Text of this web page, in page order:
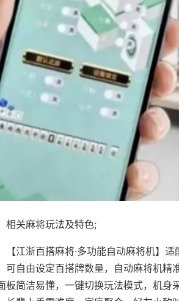
相关麻将玩法及特色;
【江浙百搭麻将·多功能自动麻将机】
可自由设定百搭牌数量，自动麻将机精
板简洁易懂，一键切换玩法模式，机身